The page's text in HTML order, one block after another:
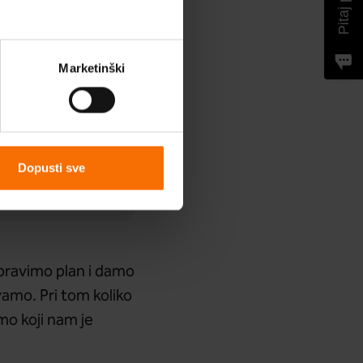
Marketinški
Dopusti sve
plan i damo
Pri tom koliko
koji nam je